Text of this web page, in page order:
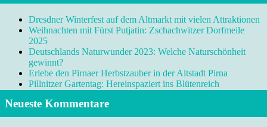
Dresdner Winterfest auf dem Altmarkt mit vielen Attraktionen
Weihnachten mit Fürst Putjatin: Zschachwitzer Dorfmeile
2025
Deutschlands Naturwunder 2023: Welche Naturschönheit
gewinnt?
Erlebe den Pirnaer Herbstzauber in der Altstadt Pirna
Pillnitzer Gartentag: Hereinspaziert ins Blütenreich
Neueste Kommentare